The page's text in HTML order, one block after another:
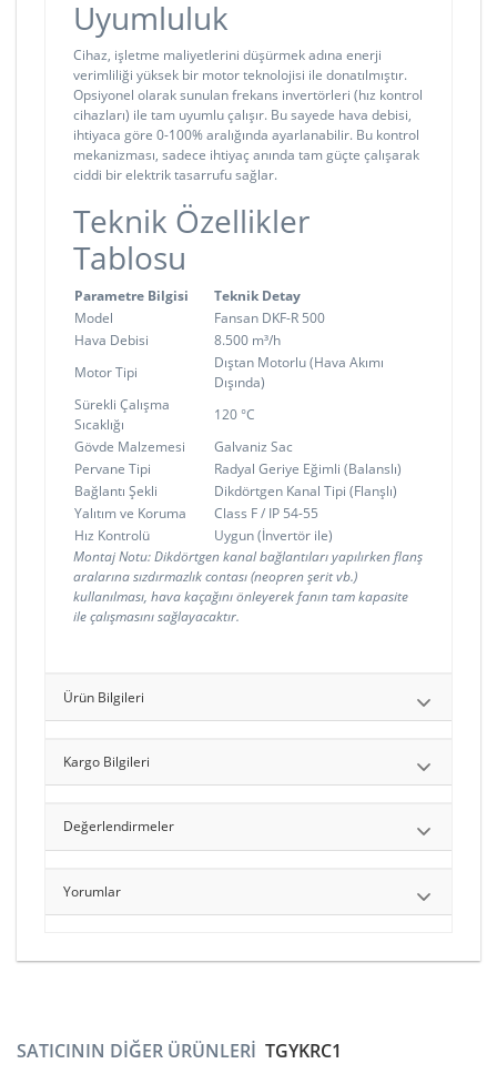
Uyumluluk
Cihaz, işletme maliyetlerini düşürmek adına enerji
verimliliği yüksek bir motor teknolojisi ile donatılmıştır.
Opsiyonel olarak sunulan frekans invertörleri (hız kontrol
cihazları) ile tam uyumlu çalışır. Bu sayede hava debisi,
ihtiyaca göre 0-100% aralığında ayarlanabilir. Bu kontrol
mekanizması, sadece ihtiyaç anında tam güçte çalışarak
ciddi bir elektrik tasarrufu sağlar.
Teknik Özellikler
Tablosu
Parametre Bilgisi
Teknik Detay
Model
Fansan DKF-R 500
Hava Debisi
8.500 m³/h
Motor Tipi
Dıştan Motorlu (Hava Akımı
Dışında)
Sürekli Çalışma
Sıcaklığı
120 °C
Gövde Malzemesi
Galvaniz Sac
Pervane Tipi
Radyal Geriye Eğimli (Balanslı)
Bağlantı Şekli
Dikdörtgen Kanal Tipi (Flanşlı)
Yalıtım ve Koruma
Class F / IP 54-55
Hız Kontrolü
Uygun (İnvertör ile)
Montaj Notu: Dikdörtgen kanal bağlantıları yapılırken flanş
aralarına sızdırmazlık contası (neopren şerit vb.)
kullanılması, hava kaçağını önleyerek fanın tam kapasite
ile çalışmasını sağlayacaktır.
Ürün Bilgileri
Kargo Bilgileri
Değerlendirmeler
Yorumlar
SATICININ DIĞER ÜRÜNLERI TGYKRC1